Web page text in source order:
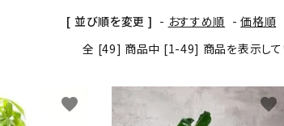
ビカクシダ
[ 並び順を変更 ] - おすすめ順 -価格順
全 [49] 商品中 [1-49] 商品を表示して
favorite favorite